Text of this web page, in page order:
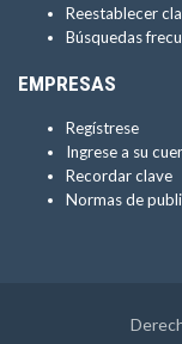
Reestablecer
Búsquedas
EMPRESAS
Regístrese
Ingrese a su
Recordar clave
Normas de